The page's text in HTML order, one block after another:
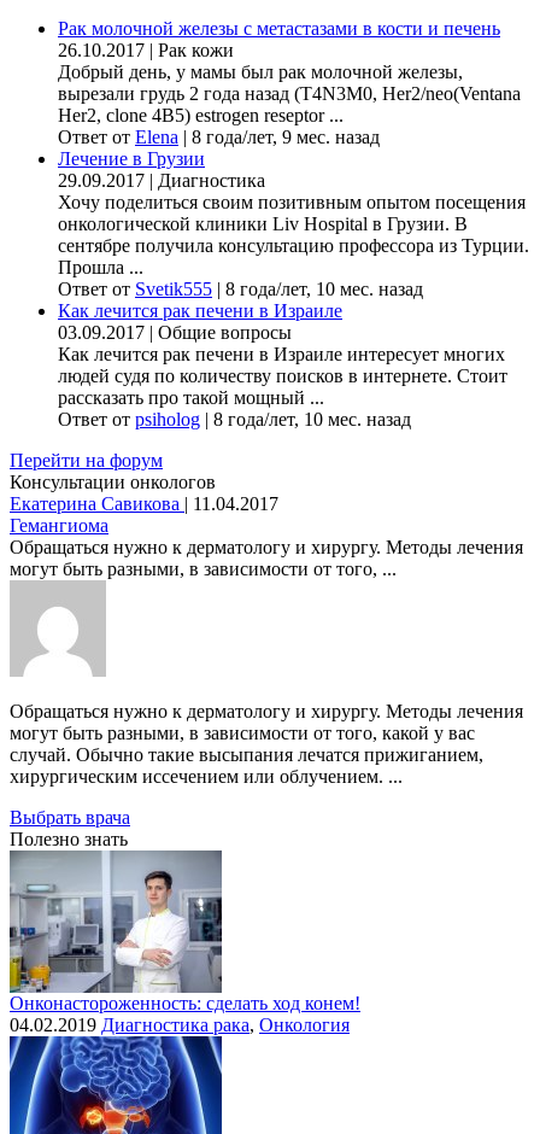
Рак молочной железы с метастазами в кости и печень
26.10.2017 | Рак кожи
Добрый день, у мамы был рак молочной железы,
вырезали грудь 2 года назад (Т4N3M0, Her2/neo(Ventana
Her2, clone 4B5) estrogen reseptor ...
Ответ от Elena | 8 года/лет, 9 мес. назад
Лечение в Грузии
29.09.2017 | Диагностика
Хочу поделиться своим позитивным опытом посещения
онкологической клиники Liv Hospital в Грузии. В
сентябре получила консультацию профессора из Турции.
Прошла ...
Ответ от Svetik555 | 8 года/лет, 10 мес. назад
Как лечится рак печени в Израиле
03.09.2017 | Общие вопросы
Как лечится рак печени в Израиле интересует многих
людей судя по количеству поисков в интернете. Стоит
рассказать про такой мощный ...
Ответ от psiholog | 8 года/лет, 10 мес. назад
Перейти на форум
Консультации онкологов
Екатерина Савикова | 11.04.2017
Гемангиома
Обращаться нужно к дерматологу и хирургу. Методы лечения
могут быть разными, в зависимости от того, ...
Обращаться нужно к дерматологу и хирургу. Методы лечения
могут быть разными, в зависимости от того, какой у вас
случай. Обычно такие высыпания лечатся прижиганием,
хирургическим иссечением или облучением. ...
Выбрать врача
Полезно знать
Онконастороженность: сделать ход конем!
04.02.2019 Диагностика рака, Онкология